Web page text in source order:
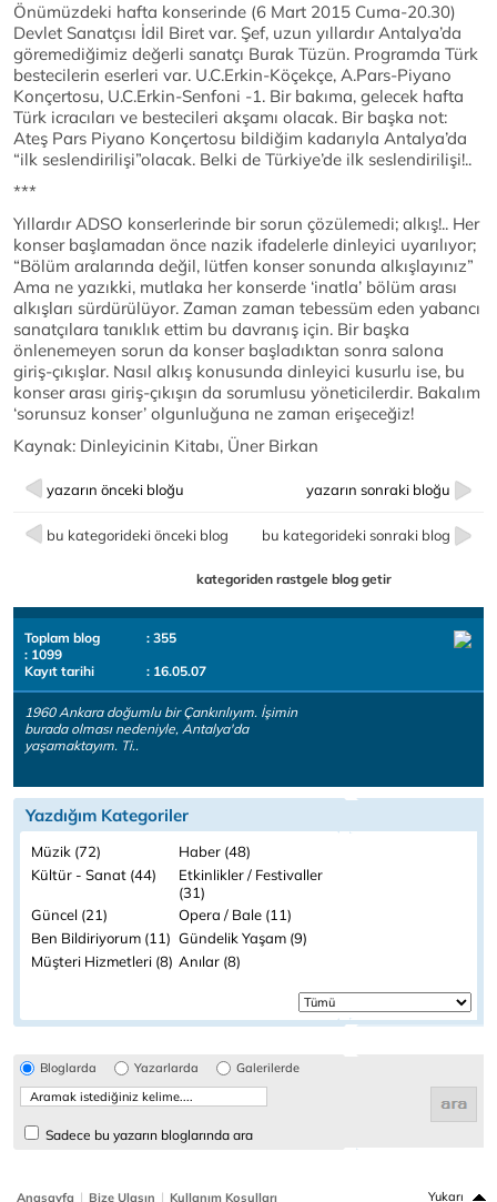
Önümüzdeki hafta konserinde (6 Mart 2015 Cuma-20.30)
Devlet Sanatçısı İdil Biret var. Şef, uzun yıllardır Antalya’da
göremediğimiz değerli sanatçı Burak Tüzün. Programda Türk
bestecilerin eserleri var. U.C.Erkin-Köçekçe, A.Pars-Piyano
Konçertosu, U.C.Erkin-Senfoni -1. Bir bakıma, gelecek hafta
Türk icracıları ve bestecileri akşamı olacak. Bir başka not:
Ateş Pars Piyano Konçertosu bildiğim kadarıyla Antalya’da
“ilk seslendirilişi”olacak. Belki de Türkiye’de ilk seslendirilişi!..
***
Yıllardır ADSO konserlerinde bir sorun çözülemedi; alkış!.. Her
konser başlamadan önce nazik ifadelerle dinleyici uyarılıyor;
“Bölüm aralarında değil, lütfen konser sonunda alkışlayınız”
Ama ne yazıkki, mutlaka her konserde ‘inatla’ bölüm arası
alkışları sürdürülüyor. Zaman zaman tebessüm eden yabancı
sanatçılara tanıklık ettim bu davranış için. Bir başka
önlenemeyen sorun da konser başladıktan sonra salona
giriş-çıkışlar. Nasıl alkış konusunda dinleyici kusurlu ise, bu
konser arası giriş-çıkışın da sorumlusu yöneticilerdir. Bakalım
‘sorunsuz konser’ olgunluğuna ne zaman erişeceğiz!
Kaynak: Dinleyicinin Kitabı, Üner Birkan
yazarın önceki bloğu yazarın sonraki bloğu
bu kategorideki önceki blog bu kategorideki sonraki blog
kategoriden rastgele blog getir
Toplam blog
: 355
: 1099
Kayıt tarihi
: 16.05.07
1960 Ankara doğumlu bir Çankırılıyım. İşimin
burada olması nedeniyle, Antalya'da
yaşamaktayım. Ti..
Yazdığım Kategoriler
Müzik (72)
Haber (48)
Kültür - Sanat (44)
Etkinlikler / Festivaller
(31)
Güncel (21)
Opera / Bale (11)
Ben Bildiriyorum (11) Gündelik Yaşam (9)
Müşteri Hizmetleri (8) Anılar (8)
Bloglarda Yazarlarda Galerilerde
Sadece bu yazarın bloglarında ara
Anasayfa | Bize Ulaşın | Kullanım Koşulları Yukarı